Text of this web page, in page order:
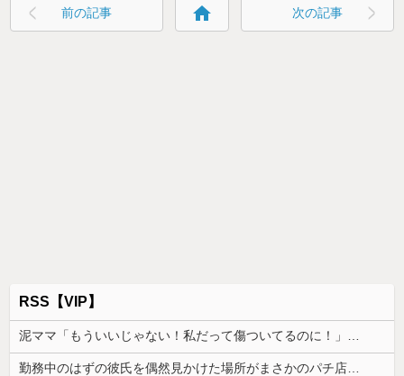
前の記事 home 次の記事
RSS【VIP】